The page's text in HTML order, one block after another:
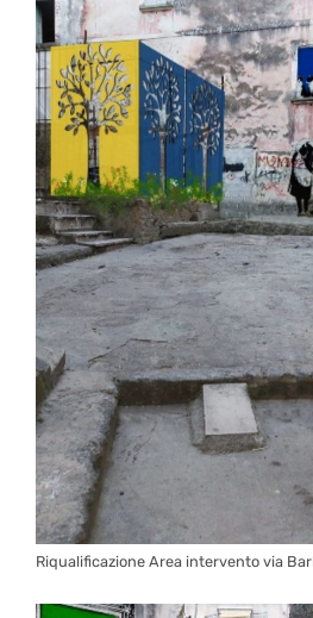
Riqualificazione Area intervento via